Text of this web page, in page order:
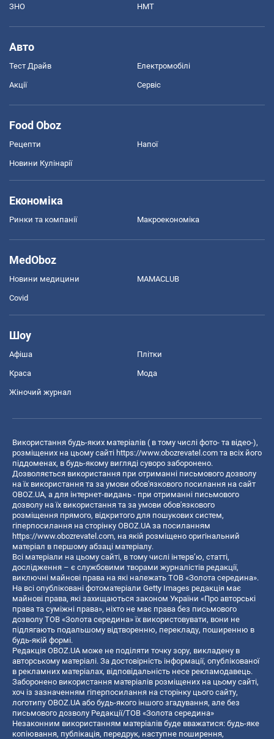
ЗНО НМТ
Авто
Тест Драйв Електромобілі
Акції Сервіс
Food Oboz
Рецепти Напої
Новини Кулінарії
Економіка
Ринки та компанії Макроекономіка
MedOboz
Новини медицини MAMACLUB
Covid
Шоу
Афіша Плітки
Краса Мода
Жіночий журнал
Використання будь-яких матеріалів ( в тому числі фото- та відео-),
розміщених на цьому сайті https://www.obozrevatel.com та всіх його
піддоменах, в будь-якому вигляді суворо заборонено.
Дозволяється використання при отриманні письмового дозволу
на їх використання та за умови обов'язкового посилання на сайт
OBOZ.UA, а для інтернет-видань - при отриманні письмового
дозволу на їх використання та за умови обов'язкового
розміщення прямого, відкритого для пошукових систем,
гіперпосилання на сторінку OBOZ.UA за посиланням
https://www.obozrevatel.com, на якій розміщено оригінальний
матеріал в першому абзаці матеріалу.
Всі матеріали на цьому сайті, в тому числі інтерв’ю, статті,
дослідження – є службовими творами журналістів редакції,
виключні майнові права на які належать ТОВ «Золота середина».
На всі опубліковані фотоматеріали Getty Images редакція має
майнові права, які захищаються законом України «Про авторські
права та суміжні права», ніхто не має права без письмового
дозволу ТОВ «Золота середина» їх використовувати, вони не
підлягають подальшому відтворенню, перекладу, поширенню в
будь-якій формі.
Редакція OBOZ.UA може не поділяти точку зору, викладену в
авторському матеріалі. За достовірність інформації, опублікованої
в рекламних матеріалах, відповідальність несе рекламодавець.
Заборонено використання матеріалів розміщених на цьому сайті,
хоч із зазначенням гіперпосилання на сторінку цього сайту,
логотипу OBOZ.UA або будь-якого іншого згадування, але без
письмового дозволу Редакції/ТОВ «Золота середина»
Незаконним використанням матеріалів буде вважатися: будь-яке
копiювання, публiкацiя, передрук, наступне поширення,